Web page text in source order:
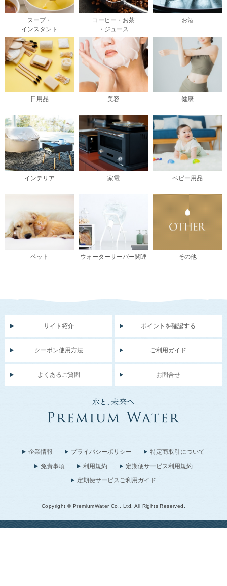
スープ・
インスタント
コーヒー・お茶
・ジュース
お酒
日用品 美容 健康
インテリア 家電 ベビー用品
ペット ウォーターサーバー関連 その他
サイト紹介 ポイントを確認する
クーポン使用方法 ご利用ガイド
よくあるご質問 お問合せ
企業情報 プライバシーポリシー
特定商取引について
免責事項
利用規約
定期便サービス利用規約
定期便サービスご利用ガイド
Copyright © PremiumWater Co., Ltd. All Rights Reserved.